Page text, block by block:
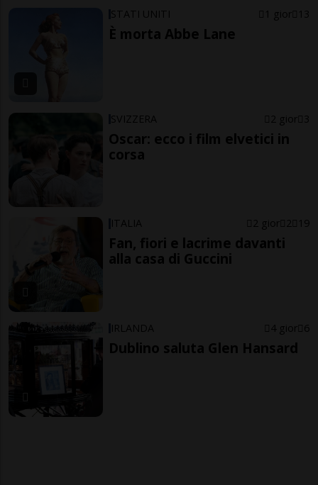
STATI UNITI 1 gior 13
È morta Abbe Lane
SVIZZERA 2 gior 3
Oscar: ecco i film elvetici in
corsa
ITALIA 2 gior 2 19
Fan, fiori e lacrime davanti
alla casa di Guccini
IRLANDA 4 gior 6
Dublino saluta Glen Hansard